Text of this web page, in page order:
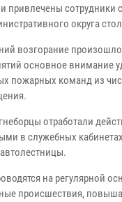
привлечены сотрудники
округа
возгорание
основное внимание
пожарных команд из
отработали
в служебных
на регулярной
происшествия,